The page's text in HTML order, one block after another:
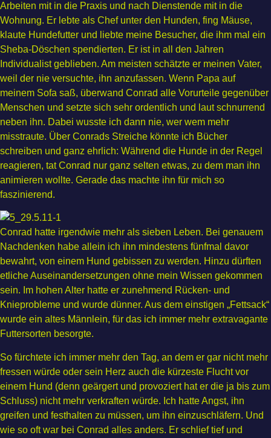
Arbeiten mit in die Praxis und nach Dienstende mit in die
Wohnung. Er lebte als Chef unter den Hunden, fing Mäuse,
klaute Hundefutter und liebte meine Besucher, die ihm mal ein
Sheba-Döschen spendierten. Er ist in all den Jahren
Individualist geblieben. Am meisten schätzte er meinen Vater,
weil der nie versuchte, ihn anzufassen. Wenn Papa auf
meinem Sofa saß, überwand Conrad alle Vorurteile gegenüber
Menschen und setzte sich sehr ordentlich und laut schnurrend
neben ihn. Dabei wusste ich dann nie, wer wem mehr
misstraute. Über Conrads Streiche könnte ich Bücher
schreiben und ganz ehrlich: Während die Hunde in der Regel
reagieren, tat Conrad nur ganz selten etwas, zu dem man ihn
animieren wollte. Gerade das machte ihn für mich so
faszinierend.
Conrad hatte irgendwie mehr als sieben Leben. Bei genauem
Nachdenken habe allein ich ihn mindestens fünfmal davor
bewahrt, von einem Hund gebissen zu werden. Hinzu dürften
etliche Auseinandersetzungen ohne mein Wissen gekommen
sein. Im hohen Alter hatte er zunehmend Rücken- und
Knieprobleme und wurde dünner. Aus dem einstigen „Fettsack“
wurde ein altes Männlein, für das ich immer mehr extravagante
Futtersorten besorgte.
So fürchtete ich immer mehr den Tag, an dem er gar nicht mehr
fressen würde oder sein Herz auch die kürzeste Flucht vor
einem Hund (denn geärgert und provoziert hat er die ja bis zum
Schluss) nicht mehr verkraften würde. Ich hatte Angst, ihn
greifen und festhalten zu müssen, um ihn einzuschläfern. Und
wie so oft war bei Conrad alles anders. Er schlief tief und